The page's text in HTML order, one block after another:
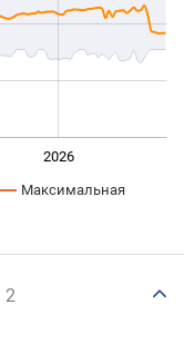
2026
Максимальная
2